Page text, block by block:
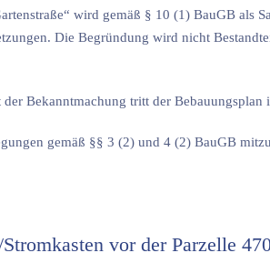
wird gemäß § 10 (1) BauGB als
Die Begründung wird nicht
Bekanntmachung tritt der Bebauungsplan
gemäß §§ 3 (2) und 4 (2) BauGB
vor der Parzelle